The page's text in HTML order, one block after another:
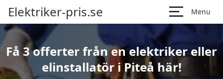
Elektriker-pris.se Menu
Få 3 offerter från en elektriker eller
elinstallatör i Piteå här!